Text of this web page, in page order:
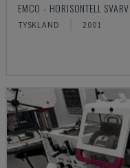
EMCO - HORISONTELL SVARV
TYSKLAND 2001